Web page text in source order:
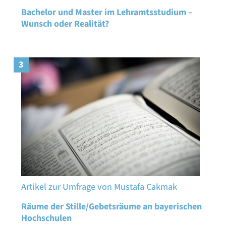
Bachelor und Master im Lehramtsstudium –
Wunsch oder Realität?
3
Artikel zur Umfrage von Mustafa Cakmak
Räume der Stille/Gebetsräume an bayerischen
Hochschulen